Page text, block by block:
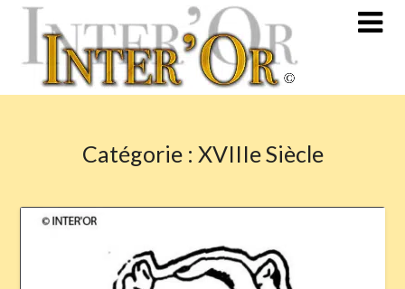
Skip
content
Catégorie : XVIIIe Siècle